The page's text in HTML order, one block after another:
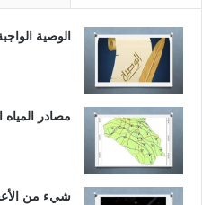
الوصية
مصادر المياه
شيء من